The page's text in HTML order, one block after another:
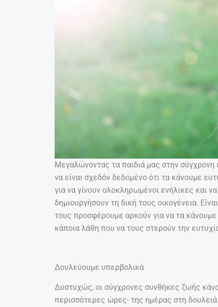
Μεγαλώνοντας τα παιδιά μας στην
να είναι σχεδόν δεδομένο ότι τα κάνουμε
για να γίνουν ολοκληρωμένοι ενήλικες και
δημιουργήσουν τη δική τους οικογένεια.
τους προσφέρουμε αρκούν για να τα
κάποια λάθη που να τους στερούν την
Δουλεύουμε υπερβολικά
Δυστυχώς, οι σύγχρονες συνθήκες ζωής
περισσότερες ώρες- της ημέρας στη